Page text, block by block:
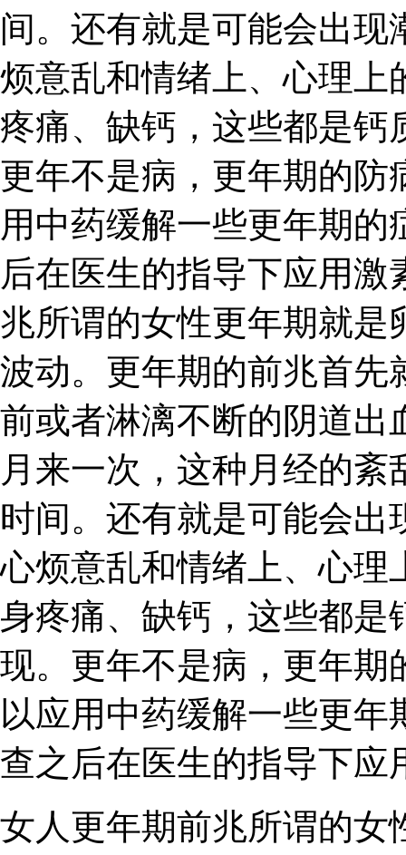
间。还有就是可能会出
烦意乱和情绪上、心理上
疼痛、缺钙，这些都是钙
更年不是病，更年期的防
用中药缓解一些更年期
后在医生的指导下应用
兆所谓的女性更年期就是
波动。更年期的前兆首先
前或者淋漓不断的阴道出
月来一次，这种月经的
时间。还有就是可能会
心烦意乱和情绪上、心理
身疼痛、缺钙，这些都是
现。更年不是病，更年期
以应用中药缓解一些更
查之后在医生的指导下应
女人更年期前兆所谓的女